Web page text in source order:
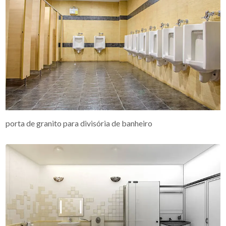
porta de granito para divisória de banheiro